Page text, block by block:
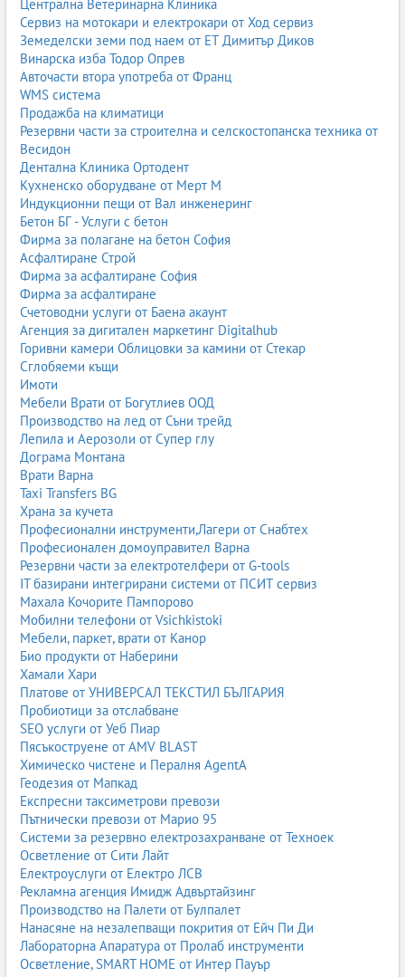
Централна Ветеринарна Клиника
Сервиз на мотокари и електрокари от Ход сервиз
Земеделски земи под наем от ЕТ Димитър Диков
Винарска изба Тодор Опрев
Авточасти втора употреба от Франц
WMS система
Продажба на климатици
Резервни части за строителна и селскостопанска техника от
Весидон
Дентална Клиника Ортодент
Кухненско оборудване от Мерт М
Индукционни пещи от Вал инженеринг
Бетон БГ - Услуги с бетон
Фирма за полагане на бетон София
Асфалтиране Строй
Фирма за асфалтиране София
Фирма за асфалтиране
Счетоводни услуги от Баена акаунт
Агенция за дигитален маркетинг Digitalhub
Горивни камери Облицовки за камини от Стекар
Сглобяеми къщи
Имоти
Мебели Врати от Богутлиев ООД
Производство на лед от Съни трейд
Лепила и Аерозоли от Супер глу
Дограма Монтана
Врати Варна
Taxi Transfers BG
Храна за кучета
Професионални инструменти,Лагери от Снабтех
Професионален домоуправител Варна
Резервни части за електротелфери от G-tools
IT базирани интегрирани системи от ПСИТ сервиз
Махала Кочорите Пампорово
Мобилни телефони от Vsichkistoki
Мебели, паркет, врати от Канор
Био продукти от Наберини
Хамали Хари
Платове от УНИВЕРСАЛ ТЕКСТИЛ БЪЛГАРИЯ
Пробиотици за отслабване
SEO услуги от Уеб Пиар
Пясъкоструене от AMV BLAST
Химическо чистене и Пералня AgentA
Геодезия от Мапкад
Експресни таксиметрови превози
Пътнически превози от Марио 95
Системи за резервно електрозахранване от Техноек
Осветление от Сити Лайт
Електроуслуги от Електро ЛСВ
Рекламна агенция Имидж Адвъртайзинг
Производство на Палети от Булпалет
Нанасяне на незалепващи покрития от Ейч Пи Ди
Лабораторна Апаратура от Пролаб инструменти
Осветление, SMART HOME от Интер Пауър